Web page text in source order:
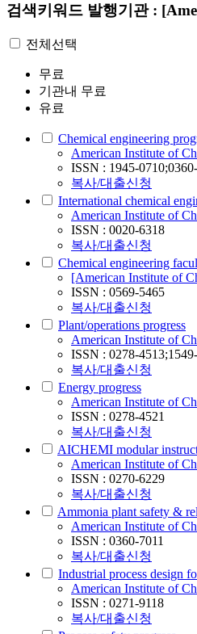
검색키워드 발행기관 :
전체선택
무료
기관내 무료
유료
Chemical engineering
American Institute of
ISSN : 1945-
복사/대출신청
International chemical
American Institute of
ISSN : 0020-6318
복사/대출신청
Chemical engineering
[American Institute of
ISSN : 0569-5465
복사/대출신청
Plant/operations progress
American Institute of
ISSN : 0278-
복사/대출신청
Energy progress
American Institute of
ISSN : 0278-4521
복사/대출신청
AICHEMI modular
American Institute of
ISSN : 0270-6229
복사/대출신청
Ammonia plant safety &
American Institute of
ISSN : 0360-7011
복사/대출신청
Industrial process design
American Institute of
ISSN : 0271-9118
복사/대출신청